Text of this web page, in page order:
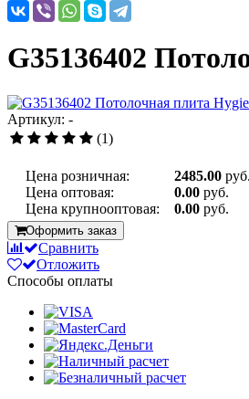
G35136402
Артикул: -
(1)
Цена розничная: 2485.00 руб.
Цена оптовая:
0.00 руб.
Цена крупнооптовая:
0.00 руб.
Оформить заказ
Сравнить
Отложить
Способы оплаты